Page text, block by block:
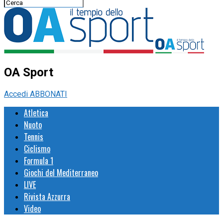
OA Sport
Accedi ABBONATI
Atletica
Nuoto
Tennis
Ciclismo
Formula 1
Giochi del Mediterraneo
LIVE
Rivista Azzurra
Video